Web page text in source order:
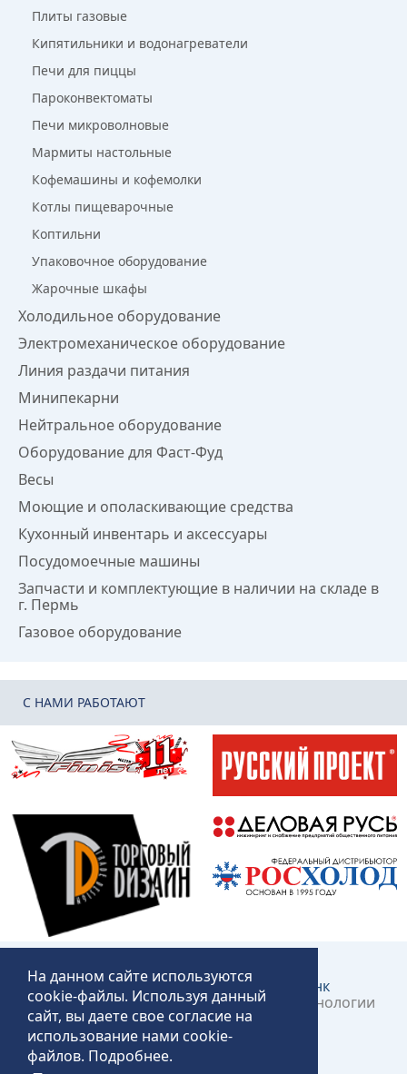
Плиты газовые
Кипятильники и водонагреватели
Печи для пиццы
Пароконвектоматы
Печи микроволновые
Мармиты настольные
Кофемашины и кофемолки
Котлы пищеварочные
Коптильни
Упаковочное оборудование
Жарочные шкафы
Холодильное оборудование
Электромеханическое оборудование
Линия раздачи питания
Минипекарни
Нейтральное оборудование
Оборудование для Фаст-Фуд
Весы
Моющие и ополаскивающие средства
Кухонный инвентарь и аксессуары
Посудомоечные машины
Запчасти и комплектующие в наличии на складе в
г. Пермь
Газовое оборудование
C НАМИ РАБОТАЮТ
Создание и продвижение сайта:КликЛинк
©2018 – 2026 «Технопит» – Пермские технологии
общественного питания
На данном сайте используются
cookie-файлы. Используя данный
сайт, вы даете свое согласие на
использование нами cookie-
файлов. Подробнее.